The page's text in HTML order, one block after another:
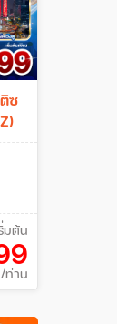
ซ
มต้น
ท่าน